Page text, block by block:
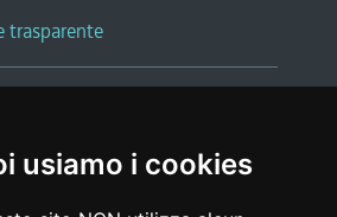
usiamo i cookies
trasparente